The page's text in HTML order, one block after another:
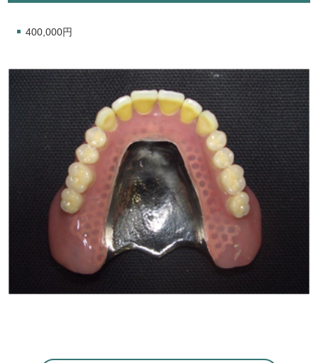
400,000円